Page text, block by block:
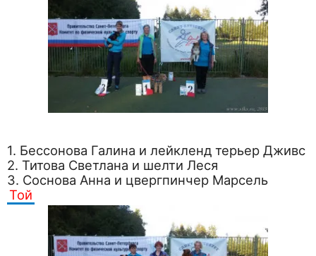
1. Бессонова Галина и лейкленд терьер Дживс
2. Титова Светлана и шелти Леся
3. Соснова Анна и цвергпинчер Марсель
Той